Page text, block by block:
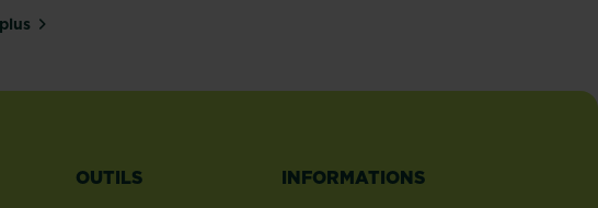
Le débroussaillant est un produit désherbant spécifique très puissant
OUTILS INFORMATIONS